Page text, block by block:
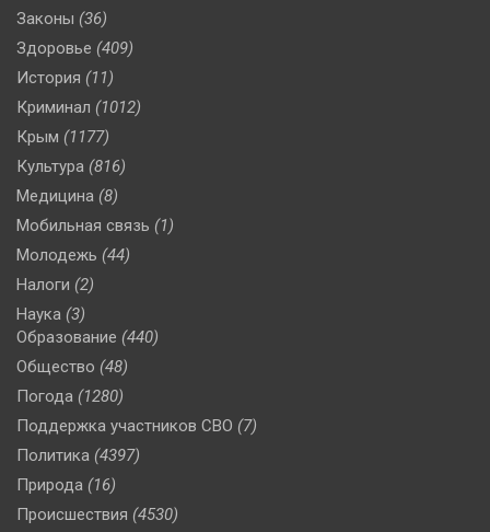
Законы (36)
Здоровье (409)
История (11)
Криминал (1012)
Крым (1177)
Культура (816)
Медицина (8)
Мобильная связь (1)
Молодежь (44)
Налоги (2)
Наука (3)
Образование (440)
Общество (48)
Погода (1280)
Поддержка участников СВО (7)
Политика (4397)
Природа (16)
Происшествия (4530)